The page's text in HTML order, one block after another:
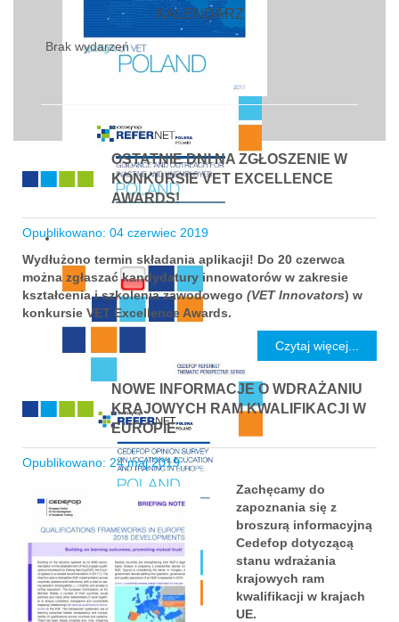
KALENDARZ
Brak wydarzeń
OSTATNIE DNI NA ZGŁOSZENIE W
KONKURSIE VET EXCELLENCE
AWARDS!
Opublikowano: 04 czerwiec 2019
Wydłużono termin składania aplikacji! Do 20 czerwca
można zgłaszać kandydatury innowatorów w zakresie
kształcenia i szkolenia zawodowego (VET Innovators) w
konkursie VET Excellence Awards.
Czytaj więcej...
NOWE INFORMACJE O WDRAŻANIU
KRAJOWYCH RAM KWALIFIKACJI W
EUROPIE
Opublikowano: 24 maj 2019
Zachęcamy do
zapoznania się z
broszurą informacyjną
Cedefop dotyczącą
stanu wdrażania
krajowych ram
kwalifikacji w krajach
UE.